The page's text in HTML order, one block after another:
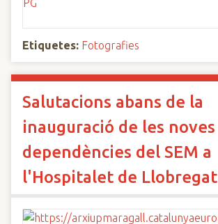
Etiquetes: Fotografies
Salutacions abans de la
inauguració de les noves
dependències del SEM a
l'Hospitalet de Llobregat